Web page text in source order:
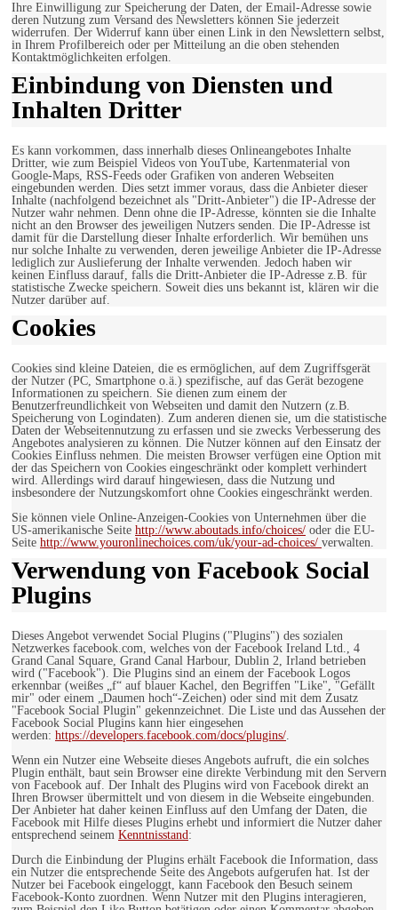
Ihre Einwilligung zur Speicherung der Daten, der Email-Adresse sowie
deren Nutzung zum Versand des Newsletters können Sie jederzeit
widerrufen. Der Widerruf kann über einen Link in den Newslettern selbst,
in Ihrem Profilbereich oder per Mitteilung an die oben stehenden
Kontaktmöglichkeiten erfolgen.
Einbindung von Diensten und
Inhalten Dritter
Es kann vorkommen, dass innerhalb dieses Onlineangebotes Inhalte
Dritter, wie zum Beispiel Videos von YouTube, Kartenmaterial von
Google-Maps, RSS-Feeds oder Grafiken von anderen Webseiten
eingebunden werden. Dies setzt immer voraus, dass die Anbieter dieser
Inhalte (nachfolgend bezeichnet als "Dritt-Anbieter") die IP-Adresse der
Nutzer wahr nehmen. Denn ohne die IP-Adresse, könnten sie die Inhalte
nicht an den Browser des jeweiligen Nutzers senden. Die IP-Adresse ist
damit für die Darstellung dieser Inhalte erforderlich. Wir bemühen uns
nur solche Inhalte zu verwenden, deren jeweilige Anbieter die IP-Adresse
lediglich zur Auslieferung der Inhalte verwenden. Jedoch haben wir
keinen Einfluss darauf, falls die Dritt-Anbieter die IP-Adresse z.B. für
statistische Zwecke speichern. Soweit dies uns bekannt ist, klären wir die
Nutzer darüber auf.
Cookies
Cookies sind kleine Dateien, die es ermöglichen, auf dem Zugriffsgerät
der Nutzer (PC, Smartphone o.ä.) spezifische, auf das Gerät bezogene
Informationen zu speichern. Sie dienen zum einem der
Benutzerfreundlichkeit von Webseiten und damit den Nutzern (z.B.
Speicherung von Logindaten). Zum anderen dienen sie, um die statistische
Daten der Webseitennutzung zu erfassen und sie zwecks Verbesserung des
Angebotes analysieren zu können. Die Nutzer können auf den Einsatz der
Cookies Einfluss nehmen. Die meisten Browser verfügen eine Option mit
der das Speichern von Cookies eingeschränkt oder komplett verhindert
wird. Allerdings wird darauf hingewiesen, dass die Nutzung und
insbesondere der Nutzungskomfort ohne Cookies eingeschränkt werden.
Sie können viele Online-Anzeigen-Cookies von Unternehmen über die
US-amerikanische Seite http://www.aboutads.info/choices/ oder die EU-
Seite http://www.youronlinechoices.com/uk/your-ad-choices/ verwalten.
Verwendung von Facebook Social
Plugins
Dieses Angebot verwendet Social Plugins ("Plugins") des sozialen
Netzwerkes facebook.com, welches von der Facebook Ireland Ltd., 4
Grand Canal Square, Grand Canal Harbour, Dublin 2, Irland betrieben
wird ("Facebook"). Die Plugins sind an einem der Facebook Logos
erkennbar (weißes „f“ auf blauer Kachel, den Begriffen "Like", "Gefällt
mir" oder einem „Daumen hoch“-Zeichen) oder sind mit dem Zusatz
"Facebook Social Plugin" gekennzeichnet. Die Liste und das Aussehen der
Facebook Social Plugins kann hier eingesehen
werden: https://developers.facebook.com/docs/plugins/.
Wenn ein Nutzer eine Webseite dieses Angebots aufruft, die ein solches
Plugin enthält, baut sein Browser eine direkte Verbindung mit den Servern
von Facebook auf. Der Inhalt des Plugins wird von Facebook direkt an
Ihren Browser übermittelt und von diesem in die Webseite eingebunden.
Der Anbieter hat daher keinen Einfluss auf den Umfang der Daten, die
Facebook mit Hilfe dieses Plugins erhebt und informiert die Nutzer daher
entsprechend seinem Kenntnisstand:
Durch die Einbindung der Plugins erhält Facebook die Information, dass
ein Nutzer die entsprechende Seite des Angebots aufgerufen hat. Ist der
Nutzer bei Facebook eingeloggt, kann Facebook den Besuch seinem
Facebook-Konto zuordnen. Wenn Nutzer mit den Plugins interagieren,